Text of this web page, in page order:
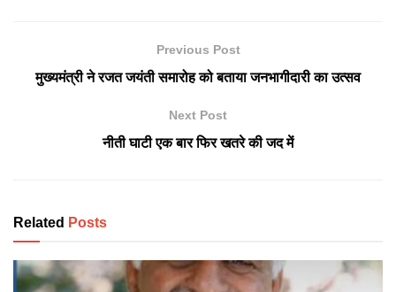
Previous Post
मुख्यमंत्री ने रजत जयंती समारोह को बताया जनभागीदारी का उत्सव
Next Post
नीती घाटी एक बार फिर खतरे की जद में
Related Posts